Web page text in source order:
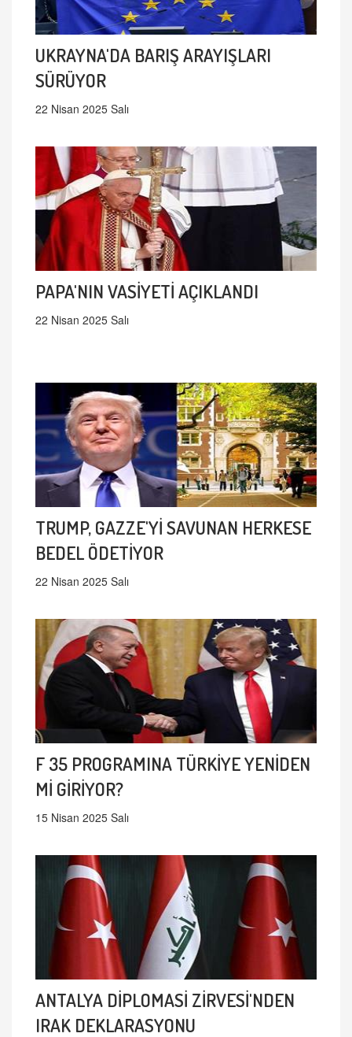
UKRAYNA'DA BARIŞ ARAYIŞLARI
SÜRÜYOR
22 Nisan 2025 Salı
PAPA'NIN VASİYETİ AÇIKLANDI
22 Nisan 2025 Salı
TRUMP, GAZZE'Yİ SAVUNAN HERKESE
BEDEL ÖDETİYOR
22 Nisan 2025 Salı
F 35 PROGRAMINA TÜRKİYE YENİDEN
Mİ GİRİYOR?
15 Nisan 2025 Salı
ANTALYA DİPLOMASİ ZİRVESİ'NDEN
IRAK DEKLARASYONU